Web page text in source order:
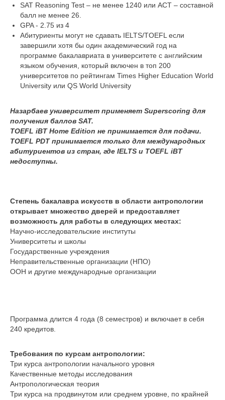
SAT Reasoning Test – не менее 1240 или ACT – составной
балл не менее 26.
GPA - 2.75 из 4
Абитуриенты могут не сдавать IELTS/TOEFL если
завершили хотя бы один академический год на
программе бакалавриата в университете с английским
языком обучения, который включен в топ 200
университетов по рейтингам Times Higher Education World
University или QS World University
Назарбаев университет применяет Superscoring для
получения баллов SAT.
TOEFL iBT Home Edition не принимается для подачи.
TOEFL PDT принимается только для международных
абитуриентов из стран, где IELTS и TOEFL iBT
недоступны.
Степень бакалавра искусств в области антропологии
открывает множество дверей и предоставляет
возможность для работы в следующих местах:
Научно-исследовательские институты
Университеты и школы
Государственные учреждения
Неправительственные организации (НПО)
ООН и другие международные организации
Программа длится 4 года (8 семестров) и включает в себя
240 кредитов.
Требования по курсам антропологии:
Три курса антропологии начального уровня
Качественные методы исследования
Антропологическая теория
Три курса на продвинутом или среднем уровне, по крайней